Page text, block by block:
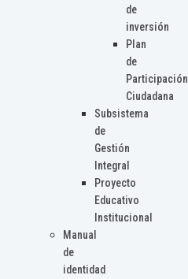
de
inversión
Plan
de
Participación
Ciudadana
Subsistema
de
Gestión
Integral
Proyecto
Educativo
Institucional
Manual
de
identidad